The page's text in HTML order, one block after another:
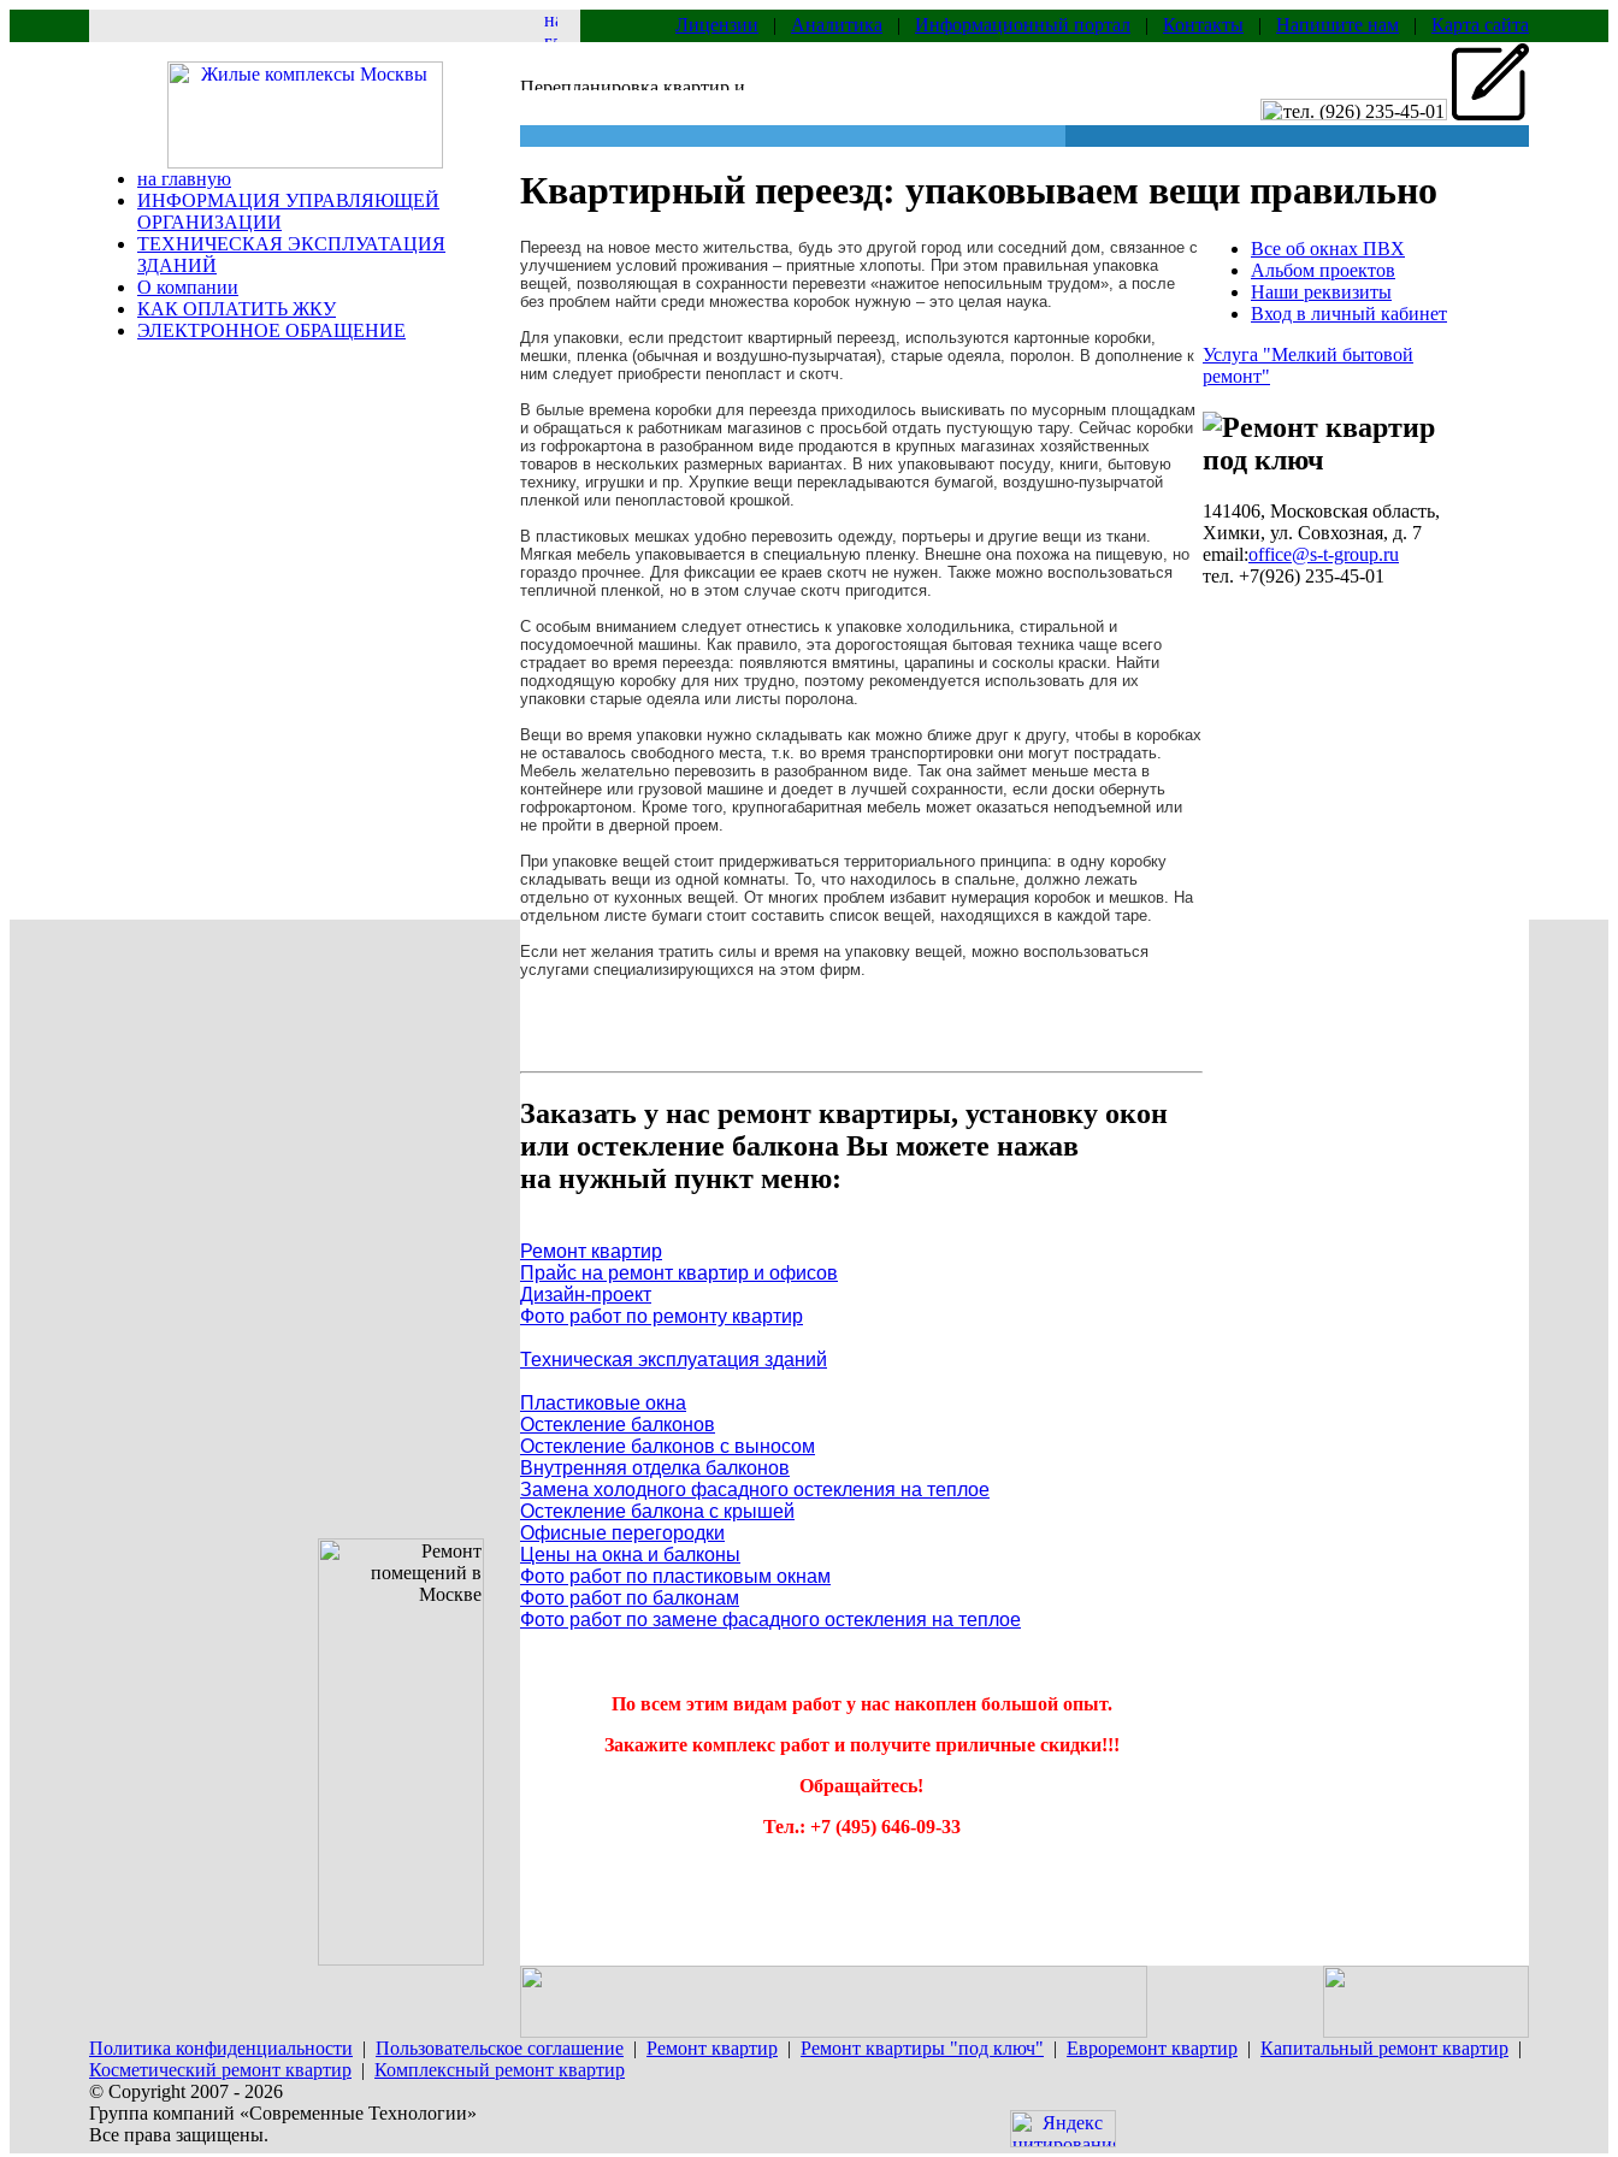
Лицензии | Аналитика | Информационный портал | Контакты | Напишите нам | Карта сайта
на главную
ИНФОРМАЦИЯ УПРАВЛЯЮЩЕЙ
ОРГАНИЗАЦИИ
ТЕХНИЧЕСКАЯ ЭКСПЛУАТАЦИЯ
ЗДАНИЙ
О компании
КАК ОПЛАТИТЬ ЖКУ
ЭЛЕКТРОННОЕ ОБРАЩЕНИЕ
Квартирный переезд: упаковываем вещи правильно
Переезд на новое место жительства, будь это другой город или соседний дом, связанное с
улучшением условий проживания – приятные хлопоты. При этом правильная упаковка
вещей, позволяющая в сохранности перевезти «нажитое непосильным трудом», а после
без проблем найти среди множества коробок нужную – это целая наука.
Для упаковки, если предстоит квартирный переезд, используются картонные коробки,
мешки, пленка (обычная и воздушно-пузырчатая), старые одеяла, поролон. В дополнение к
ним следует приобрести пенопласт и скотч.
В былые времена коробки для переезда приходилось выискивать по мусорным площадкам
и обращаться к работникам магазинов с просьбой отдать пустующую тару. Сейчас коробки
из гофрокартона в разобранном виде продаются в крупных магазинах хозяйственных
товаров в нескольких размерных вариантах. В них упаковывают посуду, книги, бытовую
технику, игрушки и пр. Хрупкие вещи перекладываются бумагой, воздушно-пузырчатой
пленкой или пенопластовой крошкой.
В пластиковых мешках удобно перевозить одежду, портьеры и другие вещи из ткани.
Мягкая мебель упаковывается в специальную пленку. Внешне она похожа на пищевую, но
гораздо прочнее. Для фиксации ее краев скотч не нужен. Также можно воспользоваться
тепличной пленкой, но в этом случае скотч пригодится.
С особым вниманием следует отнестись к упаковке холодильника, стиральной и
посудомоечной машины. Как правило, эта дорогостоящая бытовая техника чаще всего
страдает во время переезда: появляются вмятины, царапины и сосколы краски. Найти
подходящую коробку для них трудно, поэтому рекомендуется использовать для их
упаковки старые одеяла или листы поролона.
Вещи во время упаковки нужно складывать как можно ближе друг к другу, чтобы в коробках
не оставалось свободного места, т.к. во время транспортировки они могут пострадать.
Мебель желательно перевозить в разобранном виде. Так она займет меньше места в
контейнере или грузовой машине и доедет в лучшей сохранности, если доски обернуть
гофрокартоном. Кроме того, крупногабаритная мебель может оказаться неподъемной или
не пройти в дверной проем.
При упаковке вещей стоит придерживаться территориального принципа: в одну коробку
складывать вещи из одной комнаты. То, что находилось в спальне, должно лежать
отдельно от кухонных вещей. От многих проблем избавит нумерация коробок и мешков. На
отдельном листе бумаги стоит составить список вещей, находящихся в каждой таре.
Если нет желания тратить силы и время на упаковку вещей, можно воспользоваться
услугами специализирующихся на этом фирм.
Заказать у нас ремонт квартиры, установку окон
или остекление балкона Вы можете нажав
на нужный пункт меню:
Ремонт квартир
Прайс на ремонт квартир и офисов
Дизайн-проект
Фото работ по ремонту квартир
Техническая эксплуатация зданий
Пластиковые окна
Остекление балконов
Остекление балконов с выносом
Внутренняя отделка балконов
Замена холодного фасадного остекления на теплое
Остекление балкона с крышей
Офисные перегородки
Цены на окна и балконы
Фото работ по пластиковым окнам
Фото работ по балконам
Фото работ по замене фасадного остекления на теплое
По всем этим видам работ у нас накоплен большой опыт.
Закажите комплекс работ и получите приличные скидки!!!
Обращайтесь!
Тел.: +7 (495) 646-09-33
Все об окнах ПВХ
Альбом проектов
Наши реквизиты
Вход в личный кабинет
Услуга "Мелкий бытовой
ремонт"
141406, Московская область,
Химки, ул. Совхозная, д. 7
email:office@s-t-group.ru
тел. +7(926) 235-45-01
Политика конфиденциальности | Пользовательское соглашение | Ремонт квартир | Ремонт квартиры "под ключ" | Евроремонт квартир | Капитальный ремонт квартир |
Косметический ремонт квартир | Комплексный ремонт квартир
© Copyright 2007 - 2026
Группа компаний «Современные Технологии»
Все права защищены.